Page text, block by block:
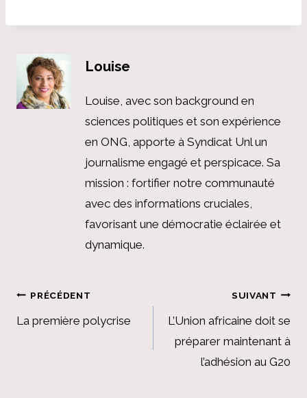
Louise
Louise, avec son background en
sciences politiques et son expérience
en ONG, apporte à Syndicat Unl un
journalisme engagé et perspicace. Sa
mission : fortifier notre communauté
avec des informations cruciales,
favorisant une démocratie éclairée et
dynamique.
Navigation
de
PRÉCÉDENT
La première polycrise
SUIVANT
L’Union africaine doit se
préparer maintenant à
l’adhésion au G20